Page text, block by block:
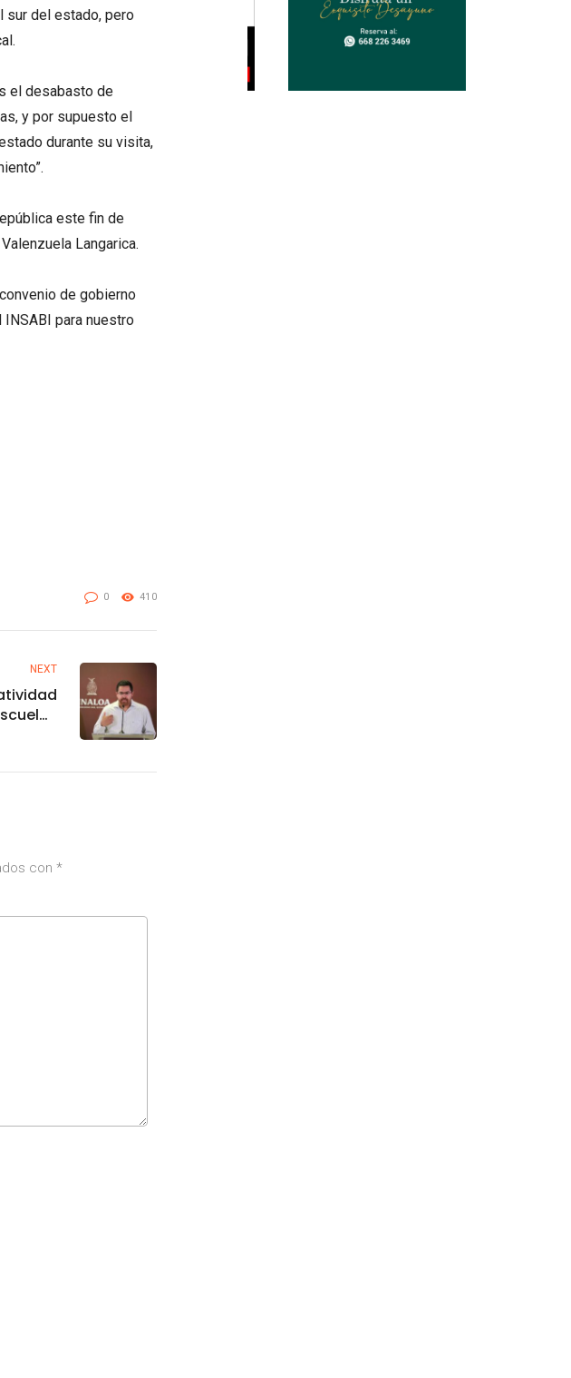
sur del estado, pero
el desabasto de
y por supuesto el
durante su visita,
este fin de
Langarica.
de gobierno
para nuestro
0 410
NEXT
con *